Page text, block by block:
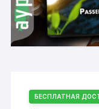
БЕСПЛАТНАЯ